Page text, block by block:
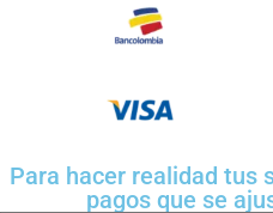
Para hacer realidad tus
pagos que se